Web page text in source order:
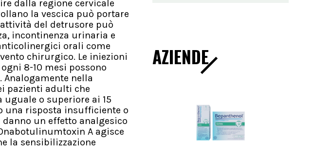
dalla regione cervicale
la vescica può portare
del detrusore può
incontinenza urinaria e
orali come
chirurgico. Le iniezioni
8-10 mesi possono
nella
pazienti adulti che
o superiore ai 15
una risposta insufficiente o
un effetto analgesico
A agisce
la sensibilizzazione
AZIENDE